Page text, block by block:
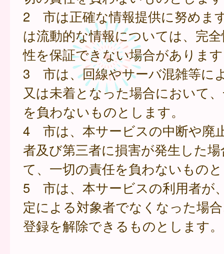
2 市は正確な情報提供に努めま
は流動的な情報については、完
性を保証できない場合がありま
3 市は、回線やサーバ混雑等に
又は未着となった場合において
を負わないものとします。
4 市は、本サービスの中断や廃
者及び第三者に損害が発生した
て、一切の責任を負わないもの
5 市は、本サービスの利用者が
定による対象者でなくなった場
登録を解除できるものとします。